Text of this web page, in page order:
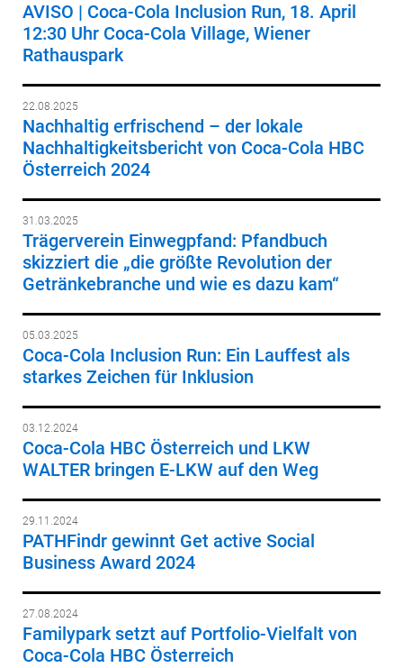
AVISO | Coca-Cola Inclusion Run, 18. April
12:30 Uhr Coca-Cola Village, Wiener
Rathauspark
22.08.2025
Nachhaltig erfrischend – der lokale
Nachhaltigkeitsbericht von Coca-Cola HBC
Österreich 2024
31.03.2025
Trägerverein Einwegpfand: Pfandbuch
skizziert die „die größte Revolution der
Getränkebranche und wie es dazu kam“
05.03.2025
Coca-Cola Inclusion Run: Ein Lauffest als
starkes Zeichen für Inklusion
03.12.2024
Coca-Cola HBC Österreich und LKW
WALTER bringen E-LKW auf den Weg
29.11.2024
PATHFindr gewinnt Get active Social
Business Award 2024
27.08.2024
Familypark setzt auf Portfolio-Vielfalt von
Coca-Cola HBC Österreich